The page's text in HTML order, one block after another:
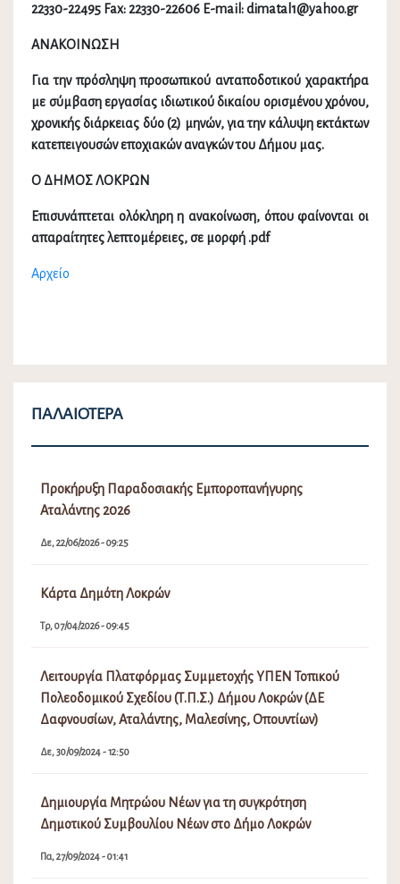
22330-22495 Fax: 22330-22606 E-mail: dimatal1@yahoo.gr
ΑΝΑΚΟΙΝΩΣΗ
Για την πρόσληψη προσωπικού ανταποδοτικού χαρακτήρα
με σύμβαση εργασίας ιδιωτικού δικαίου ορισμένου χρόνου,
χρονικής διάρκειας δύο (2) μηνών, για την κάλυψη εκτάκτων
κατεπειγουσών εποχιακών αναγκών του Δήμου μας.
Ο ΔΗΜΟΣ ΛΟΚΡΩΝ
Επισυνάπτεται ολόκληρη η ανακοίνωση, όπου φαίνονται οι
απαραίτητες λεπτομέρειες, σε μορφή .pdf
Αρχείο
ΠΑΛΑΙΌΤΕΡΑ
Προκήρυξη Παραδοσιακής Εμποροπανήγυρης
Αταλάντης 2026
Δε, 22/06/2026 - 09:25
Κάρτα Δημότη Λοκρών
Τρ, 07/04/2026 - 09:45
Λειτουργία Πλατφόρμας Συμμετοχής ΥΠΕΝ Τοπικού
Πολεοδομικού Σχεδίου (Τ.Π.Σ.) Δήμου Λοκρών (ΔΕ
Δαφνουσίων, Αταλάντης, Μαλεσίνης, Οπουντίων)
Δε, 30/09/2024 - 12:50
Δημιουργία Μητρώου Νέων για τη συγκρότηση
Δημοτικού Συμβουλίου Νέων στο Δήμο Λοκρών
Πα, 27/09/2024 - 01:41